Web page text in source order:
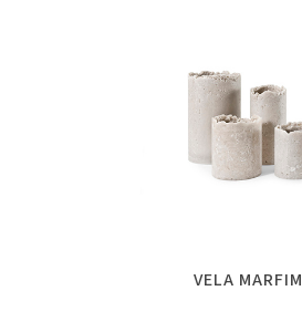
VELA MARFIM